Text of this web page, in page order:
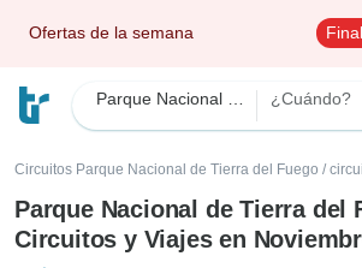
Ofertas de la semana
¿Cuándo?
Circuitos Parque Nacional de Tierra del Fuego /
Parque Nacional de Tierra del
Circuitos y Viajes en